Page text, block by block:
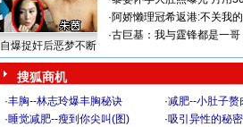
自爆捉奸后恶梦不断
·阿娇懒理冠希返港:不关我
·古巨基：我与霆锋都是一哥
搜狐商机
·丰胸--林志玲爆丰胸秘诀 ·减肥--小肚子赘
·睡觉减肥--瘦到你尖叫(图) ·吸引异性的秘